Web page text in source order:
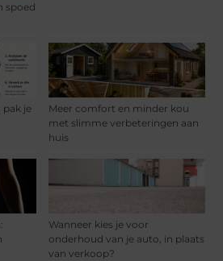
spoed
pak je
Meer comfort en minder kou
met slimme verbeteringen aan
huis
Wanneer kies je voor
onderhoud van je auto, in plaats
van verkoop?